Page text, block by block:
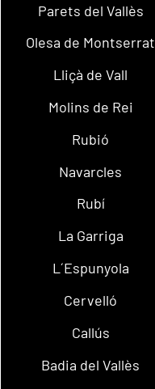
Parets del Vallès
Olesa de Montserrat
Lliçà de Vall
Molins de Rei
Rubió
Navarcles
Rubí
La Garriga
L´Espunyola
Cervelló
Callús
Badia del Vallès